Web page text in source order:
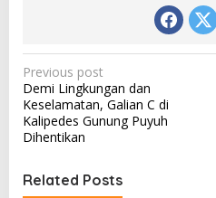
P
o
s
t
n
Previous post
Demi Lingkungan dan
Keselamatan, Galian C di
Kalipedes Gunung Puyuh
Dihentikan
Related Posts